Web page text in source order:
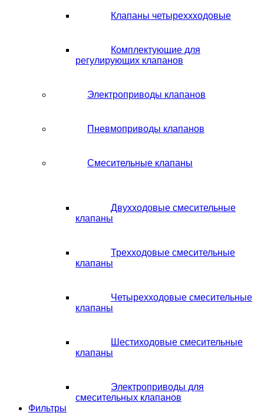
Клапаны четыреххходовые
Комплектующие для
регулирующих клапанов
Электроприводы клапанов
Пневмоприводы клапанов
Смесительные клапаны
Двухходовые смесительные
клапаны
Трехходовые смесительные
клапаны
Четырехходовые смесительные
клапаны
Шестиходовые смесительные
клапаны
Электроприводы для
смесительных клапанов
Фильтры